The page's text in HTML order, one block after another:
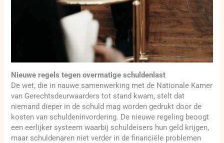
Nieuwe regels tegen overmatige schuldenlast
De wet, die in nauwe samenwerking met de Nationale Kamer
van Gerechtsdeurwaarders tot stand kwam, stelt dat
niemand dieper in de schuld mag worden gedrukt door de
kosten van schuldeninvordering. De nieuwe regeling beoogt
een eerlijker systeem waarbij schuldeisers hun geld krijgen,
maar schuldenaren niet verder in de financiële problemen